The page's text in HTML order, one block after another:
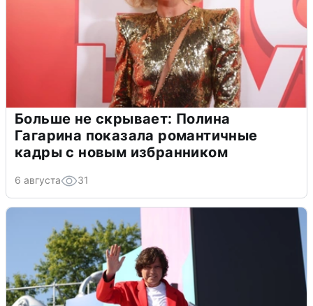
Больше не скрывает: Полина
Гагарина показала романтичные
кадры с новым избранником
6 августа 31